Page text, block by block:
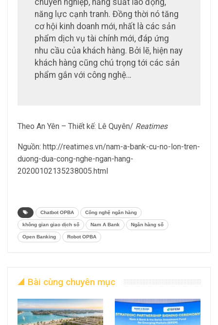
năng lực cạnh tranh. Đồng thời nó tăng
cơ hội kinh doanh mới, nhất là các sản
phẩm dịch vụ tài chính mới, đáp ứng
nhu cầu của khách hàng. Bởi lẽ, hiện nay
khách hàng cũng chú trọng tới các sản
phẩm gắn với công nghệ…
Theo An Yên – Thiết kế: Lê Quyên/ Reatimes
Nguồn: http://reatimes.vn/nam-a-bank-cu-no-lon-tren-
duong-dua-cong-nghe-ngan-hang-
20200102135238005.html
Chatbot OPBA Công nghệ ngân hàng
không gian giao dịch số Nam A Bank Ngân hàng số
Open Banking Robot OPBA
Bài cùng chuyên mục